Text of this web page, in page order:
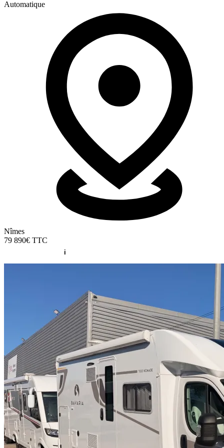
Automatique
Nîmes
79 890€ TTC